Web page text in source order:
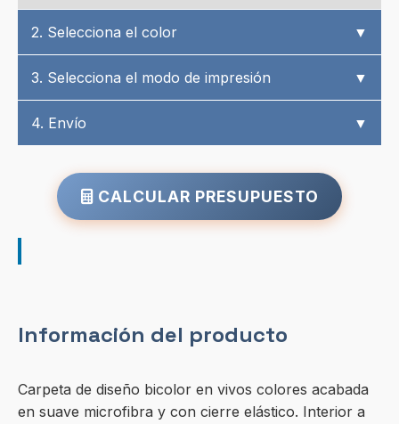
2. Selecciona el color ▼
3. Selecciona el modo de impresión ▼
4. Envío ▼
CALCULAR PRESUPUESTO
Información del producto
Carpeta de diseño bicolor en vivos colores acabada
en suave microfibra y con cierre elástico. Interior a